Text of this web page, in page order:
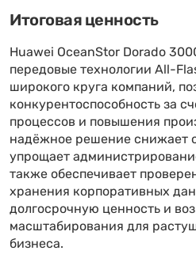
Итоговая ценность
Huawei OceanStor Dorado
передовые технологии All-
широкого круга компаний,
конкурентоспособность за
процессов и повышения
надёжное решение снижает
упрощает
также обеспечивает
хранения корпоративных
долгосрочную ценность и
масштабирования для
бизнеса.